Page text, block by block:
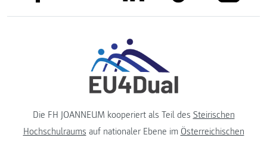
Die FH JOANNEUM kooperiert als Teil des Steirischen
Hochschulraums auf nationaler Ebene im Österreichischen